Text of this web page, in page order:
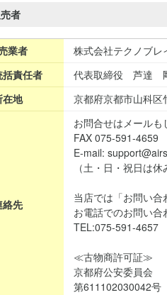
者
業者
株式会社テクノブレ
責任者
代表取締役 芦達
在地
京都府京都市山科区
絡先
お問合せはメールも
FAX 075-591-4659
E-mail:
（土・日・祝日は休
当店では「お問い合
お電話でのお問い合
TEL:075-591-4657
≪古物商許可証≫
京都府公安委員会
第611102030042号